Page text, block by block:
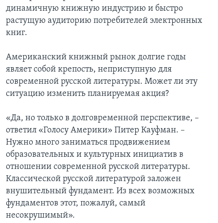
динамичную книжную индустрию и быстро
растущую аудиторию потребителей электронных
книг.
Американский книжный рынок долгие годы
являет собой крепость, неприступную для
современной русской литературы. Может ли эту
ситуацию изменить планируемая акция?
«Да, но только в долговременной перспективе, –
ответил «Голосу Америки» Питер Кауфман. –
Нужно много заниматься продвижением
образовательных и культурных инициатив в
отношении современной русской литературы.
Классической русской литературой заложен
внушительный фундамент. Из всех возможных
фундаментов этот, пожалуй, самый
несокрушимый».